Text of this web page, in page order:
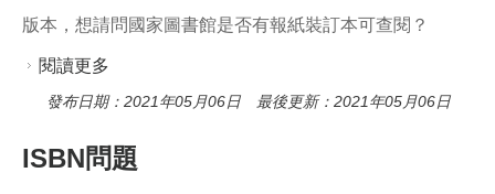
版本，想請問國家圖書館是否有報紙裝訂本可查閱？
閱讀更多
閱嗎？
發布日期：2021年05月06日 最後更新：2021年05月06日
ISBN問題